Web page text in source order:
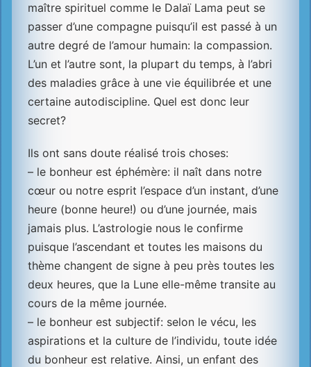
maître spirituel comme le Dalaï Lama peut se
passer d’une compagne puisqu’il est passé à un
autre degré de l’amour humain: la compassion.
L’un et l’autre sont, la plupart du temps, à l’abri
des maladies grâce à une vie équilibrée et une
certaine autodiscipline. Quel est donc leur
secret?
Ils ont sans doute réalisé trois choses:
– le bonheur est éphémère: il naît dans notre
cœur ou notre esprit l’espace d’un instant, d’une
heure (bonne heure!) ou d’une journée, mais
jamais plus. L’astrologie nous le confirme
puisque l’ascendant et toutes les maisons du
thème changent de signe à peu près toutes les
deux heures, que la Lune elle-même transite au
cours de la même journée.
– le bonheur est subjectif: selon le vécu, les
aspirations et la culture de l’individu, toute idée
du bonheur est relative. Ainsi, un enfant des